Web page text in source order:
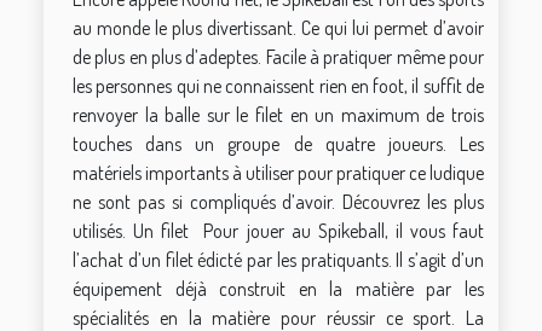
au monde le plus divertissant. Ce qui lui permet d’avoir
de plus en plus d’adeptes. Facile à pratiquer même pour
les personnes qui ne connaissent rien en foot, il suffit de
renvoyer la balle sur le filet en un maximum de trois
touches dans un groupe de quatre joueurs. Les
matériels importants à utiliser pour pratiquer ce ludique
ne sont pas si compliqués d’avoir. Découvrez les plus
utilisés. Un filet Pour jouer au Spikeball, il vous faut
l’achat d’un filet édicté par les pratiquants. Il s’agit d’un
équipement déjà construit en la matière par les
spécialités en la matière pour réussir ce sport. La